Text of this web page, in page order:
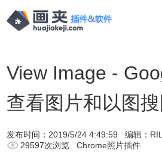
View Image -
查看图片和以图
发布时间： 2019/5/24 4:49:59 编辑：
29597次浏览
Chrome照片插件